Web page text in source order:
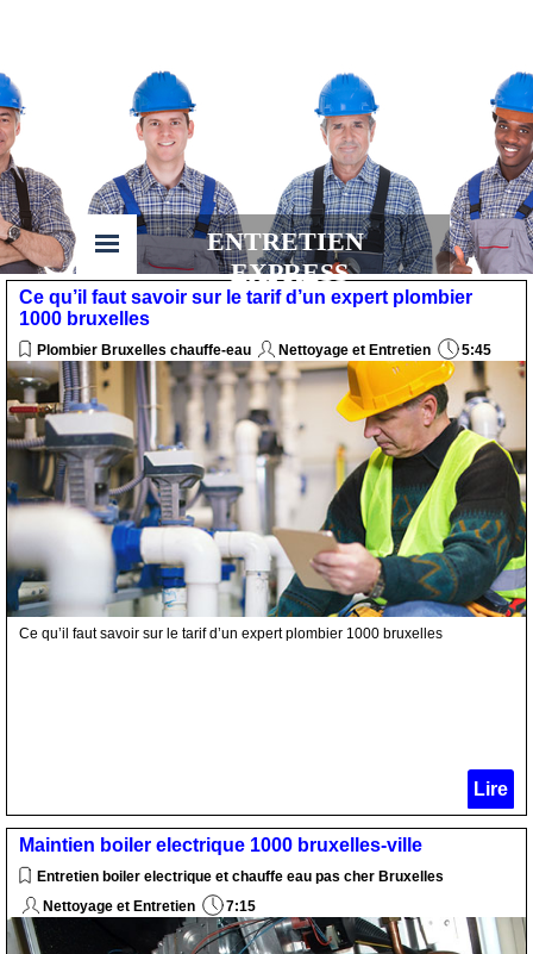
ENTRETIEN
EXPRESS
Ce qu’il faut savoir sur le tarif d’un expert plombier
1000 bruxelles
Plombier Bruxelles chauffe-eau Nettoyage et Entretien 5:45
Ce qu’il faut savoir sur le tarif d’un expert plombier 1000 bruxelles
Lire
Maintien boiler electrique 1000 bruxelles-ville
Entretien boiler electrique et chauffe eau pas cher Bruxelles
Nettoyage et Entretien
7:15